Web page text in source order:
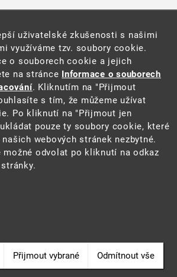
MŽP
(PDF, 204 kB)
Cookie
uživatelské zkušenosti s našimi
využíváme tzv. soubory cookie.
o souborech cookie a jejich
na stránce Informace o souborech
. Kliknutím na "Přijmout
s tím, že můžeme užívat
Po kliknutí na "Přijmout jen
pouze ty soubory cookie, které
webových stránek nezbytné.
možné odvolat po kliknutí na odkaz
Přijmout vybrané Odmítnout vše